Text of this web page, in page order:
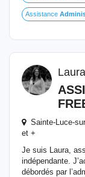
Assistance
Sainte-Luce-
et +
Je suis Laura,
indépendante.
débordés par